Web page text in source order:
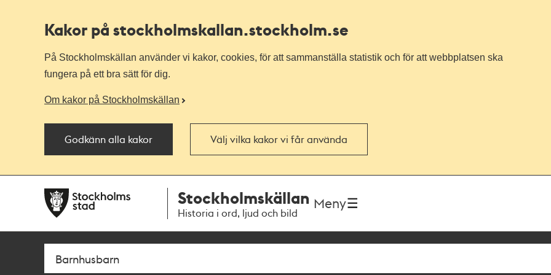
Kakor på stockholmskallan.stockholm.se
På Stockholmskällan använder vi kakor, cookies, för att sammanställa statistik och för att webbplatsen ska
fungera på ett bra sätt för dig.
Om kakor på Stockholmskällan
Godkänn alla kakor Välj vilka kakor vi får använda
navigationen
huvudinnehållet
Stockholmskällan
Historia i ord, ljud och bild
Meny
Sök